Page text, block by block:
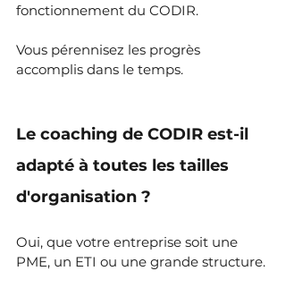
fonctionnement du CODIR.
Vous pérennisez les progrès
accomplis dans le temps.
Le coaching de CODIR est-il
adapté à toutes les tailles
d'organisation ?
Oui, que votre entreprise soit une
PME, un ETI ou une grande structure.